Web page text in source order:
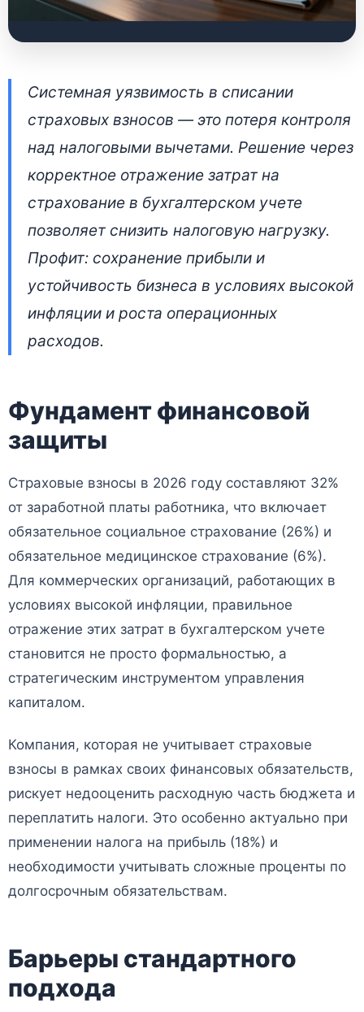
Как списать затраты
на страхование в
бухучете: проводки
для коммерческих
организаций
2 июля 2026 • 👁 6 594 прочтений
Системная уязвимость в списании
страховых взносов — это потеря контроля
над налоговыми вычетами. Решение через
корректное отражение затрат на
страхование в бухгалтерском учете
позволяет снизить налоговую нагрузку.
Профит: сохранение прибыли и
устойчивость бизнеса в условиях высокой
инфляции и роста операционных
расходов.
Фундамент финансовой
защиты
Страховые взносы в 2026 году составляют 32%
от заработной платы работника, что включает
обязательное социальное страхование (26%) и
обязательное медицинское страхование (6%).
Для коммерческих организаций, работающих в
условиях высокой инфляции, правильное
отражение этих затрат в бухгалтерском учете
становится не просто формальностью, а
стратегическим инструментом управления
капиталом.
Компания, которая не учитывает страховые
взносы в рамках своих финансовых обязательств,
рискует недооценить расходную часть бюджета и
переплатить налоги. Это особенно актуально при
применении налога на прибыль (18%) и
необходимости учитывать сложные проценты по
долгосрочным обязательствам.
Барьеры стандартного
подхода